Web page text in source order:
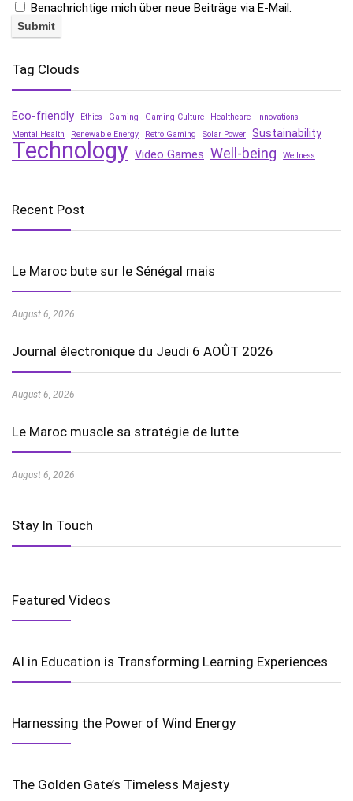
Benachrichtige mich über neue Beiträge via E-Mail.
Tag Clouds
Eco-friendly Ethics Gaming Gaming Culture Healthcare
Innovations
Mental Health
Renewable Energy Retro Gaming Solar Power Sustainability
Technology Video Games Well-being Wellness
Recent Post
Le Maroc bute sur le Sénégal mais
August 6, 2026
Journal électronique du Jeudi 6 AOÛT 2026
August 6, 2026
Le Maroc muscle sa stratégie de lutte
August 6, 2026
Stay In Touch
Featured Videos
AI in Education is Transforming Learning Experiences
Harnessing the Power of Wind Energy
The Golden Gate’s Timeless Majesty